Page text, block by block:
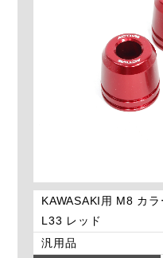
KAWASAKI用 M8 カ
L33 レッド
汎用品